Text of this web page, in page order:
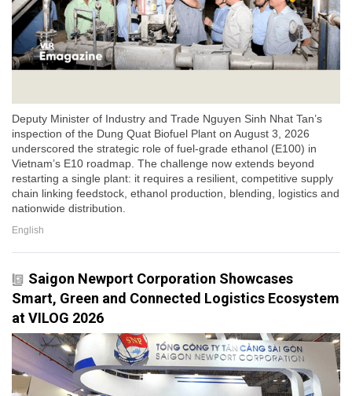
Deputy Minister of Industry and Trade Nguyen Sinh Nhat Tan’s
inspection of the Dung Quat Biofuel Plant on August 3, 2026
underscored the strategic role of fuel-grade ethanol (E100) in
Vietnam’s E10 roadmap. The challenge now extends beyond
restarting a single plant: it requires a resilient, competitive supply
chain linking feedstock, ethanol production, blending, logistics and
nationwide distribution.
English
Saigon Newport Corporation Showcases
Smart, Green and Connected Logistics Ecosystem
at VILOG 2026